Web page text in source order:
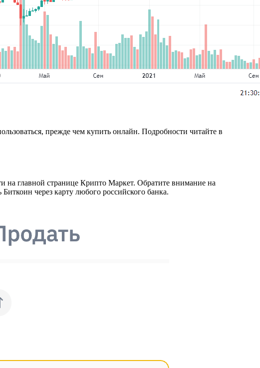
прежде чем купить онлайн. Подробности читайте в
на главной странице Крипто Маркет. Обратите внимание на
через карту любого российского банка.